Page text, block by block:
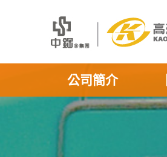
公司簡介